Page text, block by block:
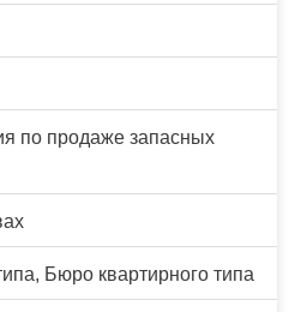
по продаже запасных
Бюро квартирного типа